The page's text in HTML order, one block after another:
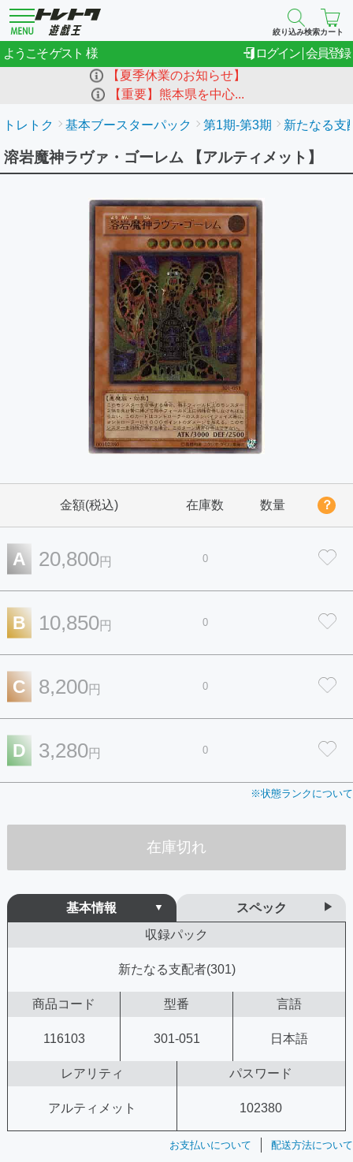
絞り込み検索カート
ようこそゲスト ログイン 会員登録
【夏季休業のお知らせ】
【重要】熊本県を中心...
トレトク 基本ブースターパック 第1期-第3期 新たなる支
溶岩魔神ラヴァ・ゴーレム 【アルティメット】
金額(税込) 在庫数 数量 ？
A 20,800円 0
B 10,850円 0
C 8,200円 0
D 3,280円 0
※状態ランクについて
在庫切れ
基本情報
スペック
収録パック
新たなる支配者(301)
商品コード 型番 言語
116103 301-051 日本語
レアリティ パスワード
アルティメット 102380
お支払いについて 配送方法について